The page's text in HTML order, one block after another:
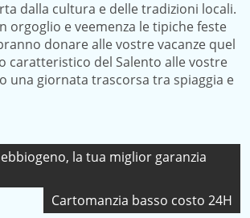
dalla cultura e delle tradizioni locali.
orgoglio e veemenza le tipiche feste
donare alle vostre vacanze quel
caratteristico del Salento alle vostre
una giornata trascorsa tra spiaggia e
la tua miglior garanzia
Cartomanzia basso costo 24H